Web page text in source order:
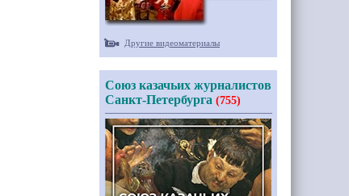
Другие видеоматериалы
Союз казачьих журналистов
Санкт-Петербурга (755)